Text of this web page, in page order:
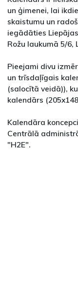
un ģimenei, lai
skaistumu un
iegādāties
Rožu laukumā 5/6,
Pieejami divu
un trīsdaļīgais
(salocītā veidā)),
kalendārs
Kalendāra
Centrālā
"H2E".